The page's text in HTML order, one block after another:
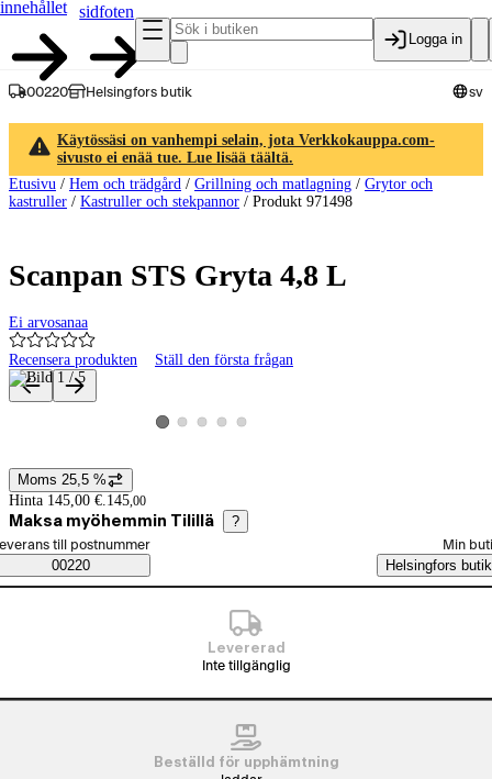
innehållet
sidfoten
Logga in
00220 Helsingfors butik sv
Käytössäsi on vanhempi selain, jota Verkkokauppa.com-
sivusto ei enää tue. Lue lisää täältä.
Etusivu / Hem och trädgård / Grillning och matlagning / Grytor och
kastruller / Kastruller och stekpannor / Produkt 971498
Scanpan STS Gryta 4,8 L
Ei arvosanaa
Recensera produkten Ställ den första frågan
Produktbilder och videor
Visa produktbild 1
Visa produktbild 2
Visa produktbild 3
Visa produktbild 4
Visa produktbild 5
Prisinformation
Moms 25,5 %
Hinta 145,00 €. 145,00
Maksa myöhemmin Tilillä ?
Saatavuustiedot
beställningssätt
till postnummer
00220
Min
Helsingfors butik
Levererad
Inte tillgänglig
Beställd för upphämtning